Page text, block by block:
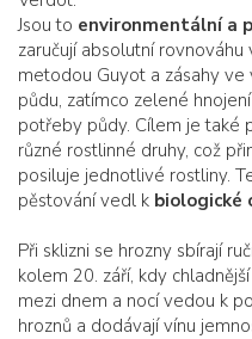
Jsou to environmentální a
zaručují absolutní
metodou Guyot a zásahy ve
půdu, zatímco zelené
potřeby půdy. Cílem je také
různé rostlinné druhy, což
posiluje jednotlivé rostliny.
pěstování vedl k biologické
Při sklizni se hrozny sbírají
kolem 20. září, kdy
mezi dnem a nocí vedou k
hroznů a dodávají vínu